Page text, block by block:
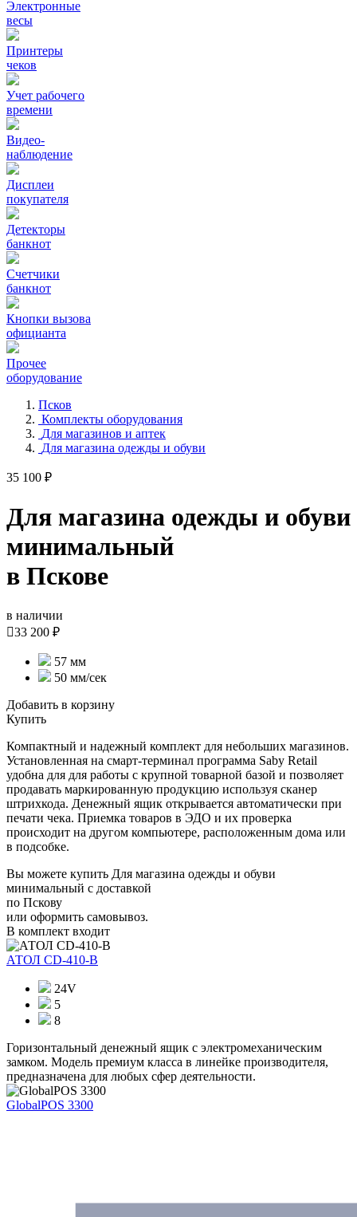
Электронные
весы
Принтеры
чеков
Учет рабочего
времени
Видео‑
наблюдение
Дисплеи
покупателя
Детекторы
банкнот
Счетчики
банкнот
Кнопки вызова
официанта
Прочее
оборудование
Псков
Комплекты оборудования
Для магазинов и аптек
Для магазина одежды и обуви
35 100 ₽
Для магазина одежды и обуви
минимальный
в Пскове
в наличии
33 200 ₽
57 мм
50 мм/сек
Добавить в корзину
Купить
Компактный и надежный комплект для небольших магазинов.
Установленная на смарт-терминал программа Saby Retail
удобна для для работы с крупной товарной базой и позволяет
продавать маркированную продукцию используя сканер
штрихкода. Денежный ящик открывается автоматически при
печати чека. Приемка товаров в ЭДО и их проверка
происходит на другом компьютере, расположенным дома или
в подсобке.
Вы можете купить Для магазина одежды и обуви
минимальный с доставкой
по Пскову
или оформить самовывоз.
В комплект входит
АТОЛ CD-410-В
24V
5
8
Горизонтальный денежный ящик с электромеханическим
замком. Модель премиум класса в линейке производителя,
предназначена для любых сфер деятельности.
GlobalPOS 3300